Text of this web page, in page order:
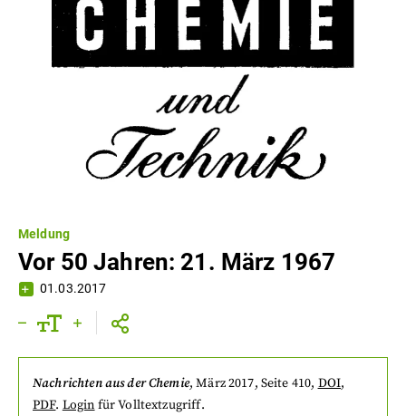
Meldung
Vor 50 Jahren: 21. März 1967
01.03.2017
Nachrichten aus der Chemie,März 2017, Seite 410, DOI,
PDF. Login für Volltextzugriff.